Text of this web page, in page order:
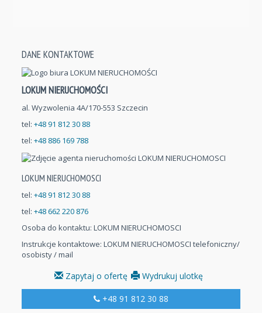
DANE KONTAKTOWE
LOKUM NIERUCHOMOŚCI
al. Wyzwolenia 4A/170-553 Szczecin
tel: +48 91 812 30 88
tel: +48 886 169 788
LOKUM NIERUCHOMOSCI
tel: +48 91 812 30 88
tel: +48 662 220 876
Osoba do kontaktu: LOKUM NIERUCHOMOSCI
Instrukcje kontaktowe: LOKUM NIERUCHOMOSCI telefoniczny/
osobisty / mail
Zapytaj o ofertę Wydrukuj ulotkę
+48 91 812 30 88